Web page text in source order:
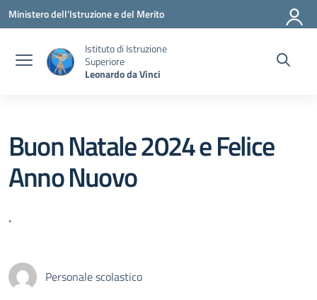
Vai ai contenuti
Vai al menu di navigazione
Vai al footer
Ministero dell'Istruzione e del Merito
Istituto di Istruzione
Superiore
Leonardo da Vinci
Buon Natale 2024 e Felice
Anno Nuovo
.
Personale scolastico